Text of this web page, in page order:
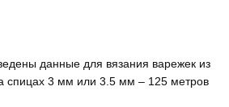
данные для вязания варежек из
спицах 3 мм или 3.5 мм – 125 метров